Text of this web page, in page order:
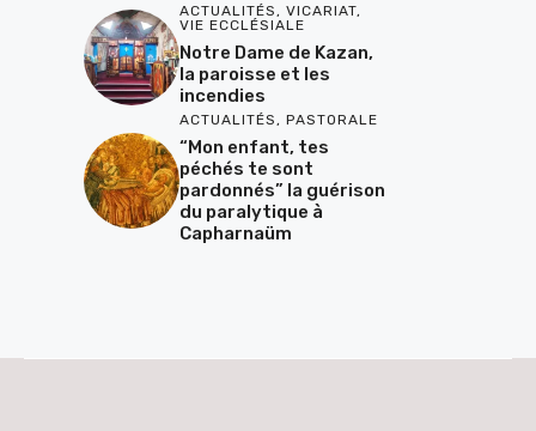
ACTUALITÉS , VICARIAT,
VIE ECCLÉSIALE
Notre Dame de Kazan,
la paroisse et les
incendies
ACTUALITÉS , PASTORALE
“Mon enfant, tes
péchés te sont
pardonnés” la guérison
du paralytique à
Capharnaüm